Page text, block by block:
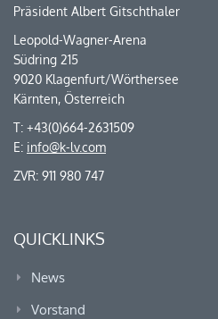
Präsident Albert Gitschthaler
Leopold-Wagner-Arena
Südring 215
9020 Klagenfurt/Wörthersee
Kärnten, Österreich
T: +43(0)664-2631509
E: info@k-lv.com
ZVR: 911 980 747
QUICKLINKS
News
Vorstand